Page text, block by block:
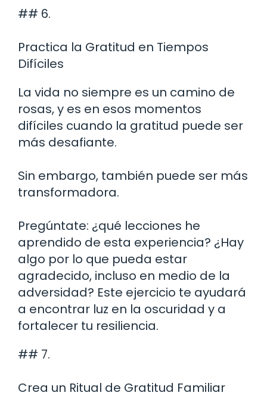
## 6.
Practica la Gratitud en Tiempos
Difíciles
La vida no siempre es un camino de
rosas, y es en esos momentos
difíciles cuando la gratitud puede ser
más desafiante.
Sin embargo, también puede ser más
transformadora.
Pregúntate: ¿qué lecciones he
aprendido de esta experiencia? ¿Hay
algo por lo que pueda estar
agradecido, incluso en medio de la
adversidad? Este ejercicio te ayudará
a encontrar luz en la oscuridad y a
fortalecer tu resiliencia.
## 7.
Crea un Ritual de Gratitud Familiar